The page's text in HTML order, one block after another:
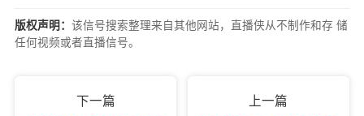
版权声明： 该信号搜索整理来自其他网站，直播侠从不制作和存 储
任何视频或者直播信号。
下一篇
上一篇